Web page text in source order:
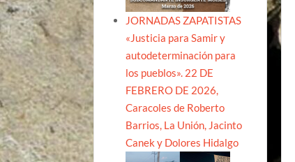
JORNADAS ZAPATISTAS
«Justicia para Samir y
autodeterminación para
los pueblos». 22 DE
FEBRERO DE 2026,
Caracoles de Roberto
Barrios, La Unión, Jacinto
Canek y Dolores Hidalgo